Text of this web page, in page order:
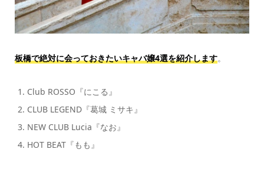
板橋で絶対に会っておきたいキャバ嬢4選を紹介します。
Club ROSSO『にこる』
CLUB LEGEND『葛城 ミサキ』
NEW CLUB Lucia『なお』
HOT BEAT『もも』